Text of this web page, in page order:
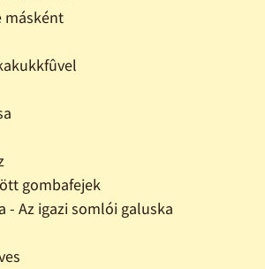
másként
gombafejek
- Az igazi somlói galuska